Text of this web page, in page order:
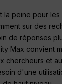
la peine pour les
sur des
de réponses
Max convient
chercheurs et
d'une